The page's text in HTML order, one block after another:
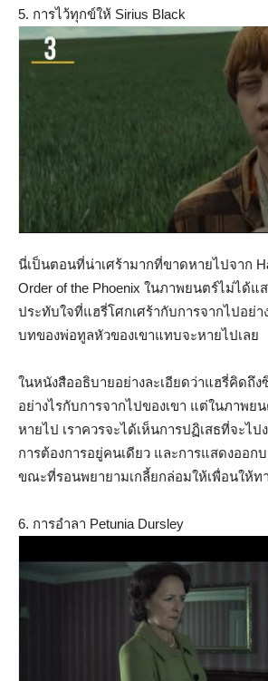
5. การไว้ทุกข์ให้ Sirius Black
นี่เป็นตอนที่น่าเศร้ามากที่ขาดหายไปจาก
Order of the Phoenix ในภาพยนตร์ไม่ได้แ
ประทับใจที่แฮรี่โศกเศร้ากับการจากไปอย่า
บทของพ่อทูลหัวของเขาแทบจะหายไปเลย
ในหนังสืออธิบายอย่างละเอียดว่าแฮรี่คิดถึง
อย่างไรกับการจากไปของเขา แต่ในภาพย
หายไป เราควรจะได้เห็นการปฏิเสธที่จะไป
การต้องการอยู่คนเดียว และการแสดงออก
ขณะที่รอนพยายามเกลี้ยกล่อมให้เพื่อนให้ท
6. การอำลา Petunia Dursley